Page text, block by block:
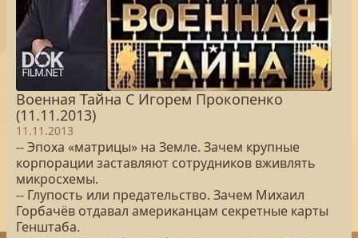
Военная Тайна С Игорем Прокопенко
(11.11.2013)
11.11.2013
-- Эпоха «матрицы» на Земле. Зачем крупные
корпорации заставляют сотрудников вживлять
микросхемы.
-- Глупость или предательство. Зачем Михаил
Горбачёв отдавал американцам секретные карты
Генштаба.